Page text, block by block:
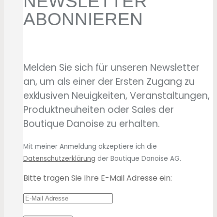
ABONNIEREN
Melden Sie sich für unseren Newsletter
an, um als einer der Ersten Zugang zu
exklusiven Neuigkeiten, Veranstaltungen,
Produktneuheiten oder Sales der
Boutique Danoise zu erhalten.
Mit meiner Anmeldung akzeptiere ich die
Datenschutzerklärung der Boutique Danoise AG.
Bitte tragen Sie Ihre E-Mail Adresse ein: